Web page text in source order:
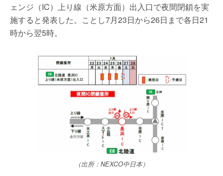
ェンジ（IC）上り線（米原方面）出入口で夜間閉鎖を実
施すると発表した。ことし7月23日から26日まで各日21
時から翌5時。
（出所：NEXCO中日本）